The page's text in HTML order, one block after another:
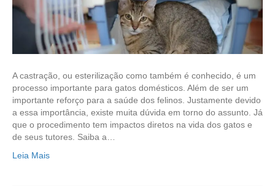
A castração, ou esterilização como também é conhecido, é um
processo importante para gatos domésticos. Além de ser um
importante reforço para a saúde dos felinos. Justamente devido
a essa importância, existe muita dúvida em torno do assunto. Já
que o procedimento tem impactos diretos na vida dos gatos e
de seus tutores. Saiba a…
Leia Mais